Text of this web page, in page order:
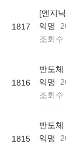
1817
익명
조회수
1816
반도
익명
조회수
1815
반도체
익명